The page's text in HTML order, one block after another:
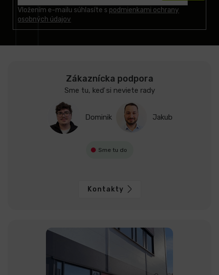
Vložením e-mailu súhlasíte s podmienkami ochrany
osobných údajov
Zákaznícka podpora
Sme tu, keď si neviete rady
Dominik Jakub
Sme tu do
Kontakty